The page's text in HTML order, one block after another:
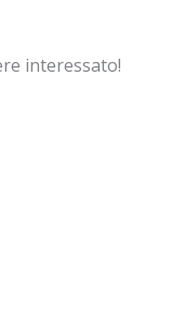
interessato!